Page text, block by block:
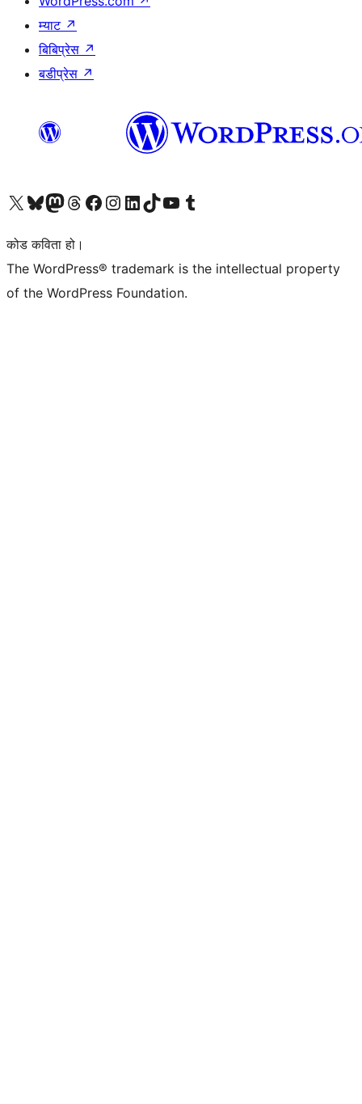
म्याट ↗
बिबिप्रेस ↗
बडीप्रेस ↗
हाम्रो X (पहिले ट्विटर) खातामा जानुहोस्
हाम्रो Bluesky खाता भ्रमण गर्नुहोस्
हाम्रो म्यास्टोडन खाता भ्रमण गर्नुहोस्
हाम्रो थ्रेड्स खातामा जानुहोस्
हाम्रो फेसबुक पेजमा जानुहोस्
हाम्रो इन्स्टाग्राम खातामा जानुहोस्
हाम्रो लिङ्क्डइन खातामा जानुहोस्
हाम्रो TikTok खाता भ्रमण गर्नुहोस्
हाम्रो युट्युब च्यानलमा जानुहोस्
हाम्रो टम्बलर खाता भ्रमण गर्नुहोस्
कोड कविता हो।
The WordPress® trademark is the intellectual property
of the WordPress Foundation.